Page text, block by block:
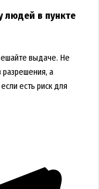
людей в пункте
выдаче. Не
разрешения, а
есть риск для